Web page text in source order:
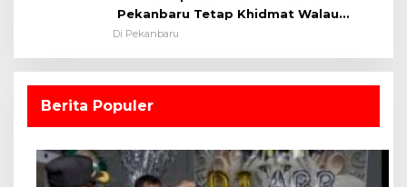
Pekanbaru Tetap Khidmat Walau
Dalam Ruangan
Di Pekanbaru
Berita Populer